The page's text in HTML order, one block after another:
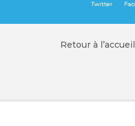
Retour à l’accueil